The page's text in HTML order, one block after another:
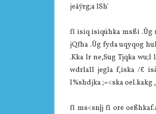
jeäÿrg;a lSh'
fï isiq isiqúhka msßi .Ûg
jQfha .Ûg fyda uqyqog
.Kka lr ne,Sug Tjqka
wdrla‌Il jegla‌ f,iska /£
l%shdjka ;=<ska oel.kakg
fï ms<sn|j fï ore